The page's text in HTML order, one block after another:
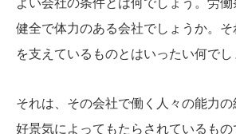
健全で体力のある会社でしょうか。
を支えているものとはいったい何でし
それは、その会社で働く人々の能力
好景気によってもたらされているも